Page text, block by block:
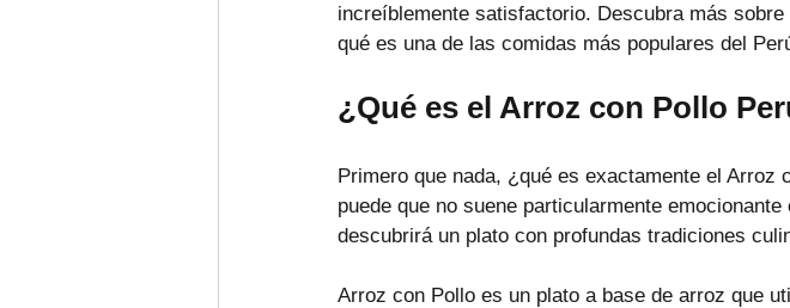
increíblemente satisfactorio. Descubra más
qué es una de las comidas más populares del
¿Qué es el Arroz con Pollo
Primero que nada, ¿qué es exactamente el Arroz
puede que no suene particularmente
descubrirá un plato con profundas tradiciones
Arroz con Pollo es un plato a base de arroz que